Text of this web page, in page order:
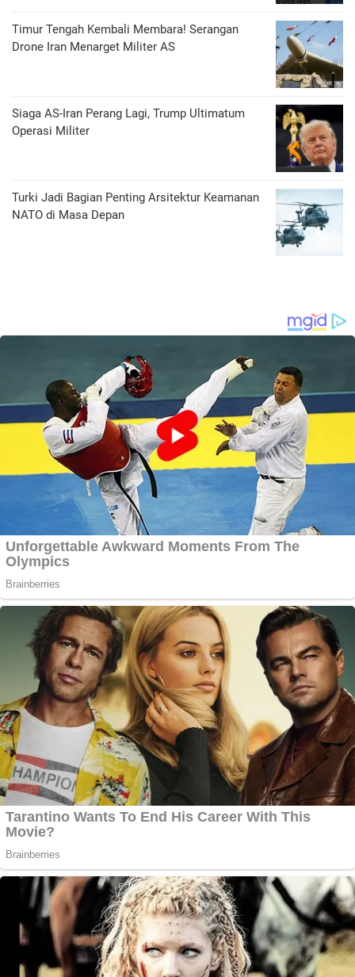
Timur Tengah Kembali Membara! Serangan
Drone Iran Menarget Militer AS
Siaga AS-Iran Perang Lagi, Trump Ultimatum
Operasi Militer
Turki Jadi Bagian Penting Arsitektur Keamanan
NATO di Masa Depan